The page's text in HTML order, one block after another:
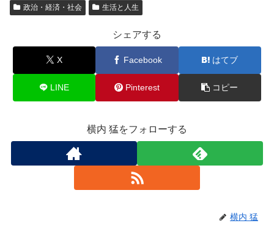
政治・経済・社会 生活と人生
シェアする
X Facebook はてブ
LINE Pinterest コピー
横内 猛をフォローする
横内 猛